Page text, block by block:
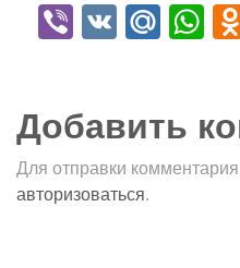
Viber
VK
Добавить
Для отправки
авторизоваться.